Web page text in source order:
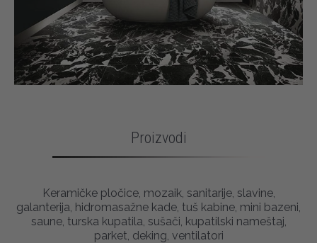
Proizvodi
Keramičke pločice, mozaik, sanitarije, slavine,
galanterija, hidromasažne kade, tuš kabine, mini bazeni,
saune, turska kupatila, sušači, kupatilski nameštaj,
parket, deking, ventilatori